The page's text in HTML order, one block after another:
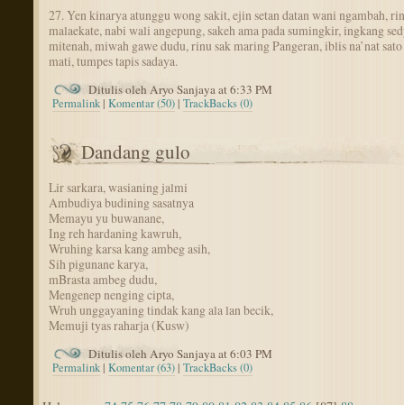
27. Yen kinarya atunggu wong sakit, ejin setan datan wani ngambah,
malaekate, nabi wali angepung, sakeh ama pada sumingkir, ingkang
mitenah, miwah gawe dudu, rinu sak maring Pangeran, iblis na’nat
mati, tumpes tapis sadaya.
Ditulis oleh Aryo Sanjaya at 6:33 PM
Permalink |Komentar (50)|TrackBacks (0)
Dandang gulo
Lir sarkara, wasianing jalmi
Ambudiya budining sasatnya
Memayu yu buwanane,
Ing reh hardaning kawruh,
Wruhing karsa kang ambeg asih,
Sih pigunane karya,
mBrasta ambeg dudu,
Mengenep nenging cipta,
Wruh unggayaning tindak kang ala lan becik,
Memuji tyas raharja (Kusw)
Ditulis oleh Aryo Sanjaya at 6:03 PM
Permalink |Komentar (63)|TrackBacks (0)